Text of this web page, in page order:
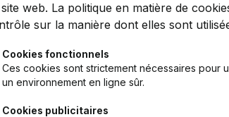
web. La politique en matière de
sur la manière dont elles sont
Cookies fonctionnels
Ces cookies sont strictement nécessaires
un environnement en ligne sûr.
Cookies publicitaires